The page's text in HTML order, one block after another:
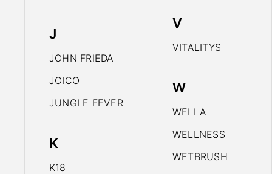
J
JOHN FRIEDA
JOICO
JUNGLE FEVER
K
K18
V
VITALITYS
W
WELLA
WELLNESS
WETBRUSH